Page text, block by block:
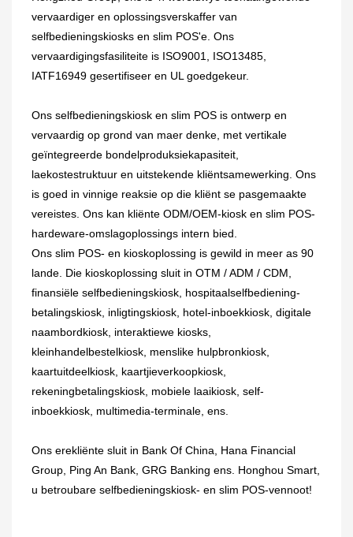
vervaardiger en oplossingsverskaffer van
selfbedieningskiosks en slim POS'e. Ons
vervaardigingsfasiliteite is ISO9001, ISO13485,
IATF16949 gesertifiseer en UL goedgekeur.
Ons selfbedieningskiosk en slim POS is ontwerp en
vervaardig op grond van maer denke, met vertikale
geïntegreerde bondelproduksiekapasiteit,
laekostestruktuur en uitstekende kliëntsamewerking. Ons
is goed in vinnige reaksie op die kliënt se pasgemaakte
vereistes. Ons kan kliënte ODM/OEM-kiosk en slim POS-
hardeware-omslagoplossings intern bied.
Ons slim POS- en kioskoplossing is gewild in meer as 90
lande. Die kioskoplossing sluit in OTM / ADM / CDM,
finansiële selfbedieningskiosk, hospitaalselfbediening-
betalingskiosk, inligtingskiosk, hotel-inboekkiosk, digitale
naambordkiosk, interaktiewe kiosks,
kleinhandelbestelkiosk, menslike hulpbronkiosk,
kaartuitdeelkiosk, kaartjieverkoopkiosk,
rekeningbetalingskiosk, mobiele laaikiosk, self-
inboekkiosk, multimedia-terminale, ens.
Ons erekliënte sluit in Bank Of China, Hana Financial
Group, Ping An Bank, GRG Banking ens. Honghou Smart,
u betroubare selfbedieningskiosk- en slim POS-vennoot!